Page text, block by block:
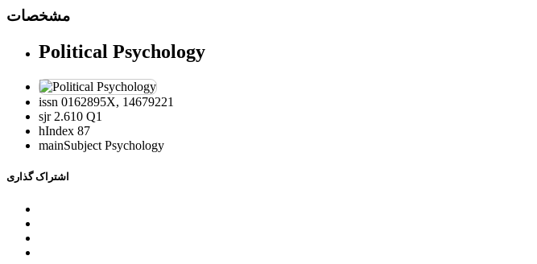
مشخصات
Political Psychology
issn 0162895X, 14679221
sjr 2.610 Q1
hIndex 87
mainSubject Psychology
اشتراک گذاری